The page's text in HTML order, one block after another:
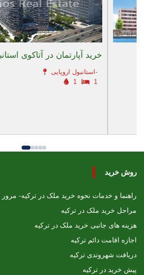
خرید آپارتمان در آتاکوی
استانبول اروپایی-
1
1
روش خرید
راهنما و خدمات نحوه خرید ملک در ترکیه-
مراحل خرید ملک در ترکیه
هزینه های جانبی خرید ملک در ترکیه
اجازه اقامت دائم ترکیه
دریافت شهروندی ترکیه
پیش خرید در ترکیه